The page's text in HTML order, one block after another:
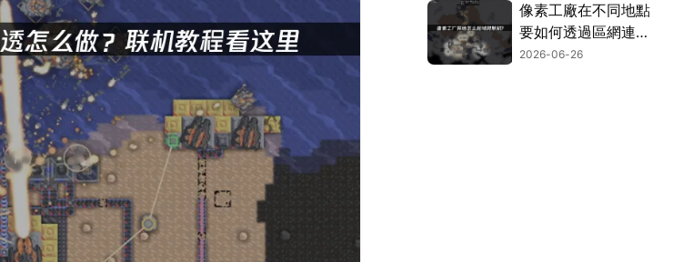
像素工廠在不同地點
要如何透過區網連
線？UU雲端連線一
2026-06-26